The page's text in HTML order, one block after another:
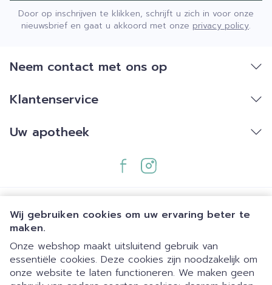
Wij gebruiken cookies om uw ervaring beter te
maken.
Onze webshop maakt uitsluitend gebruik van
essentiële cookies. Deze cookies zijn noodzakelijk om
onze website te laten functioneren. We maken geen
Door op inschrijven te klikken, schrijft u zich in voor onze
nieuwsbrief en gaat u akkoord met onze privacy policy.
Neem contact met ons op
Klantenservice
Uw apotheek
Juridische links